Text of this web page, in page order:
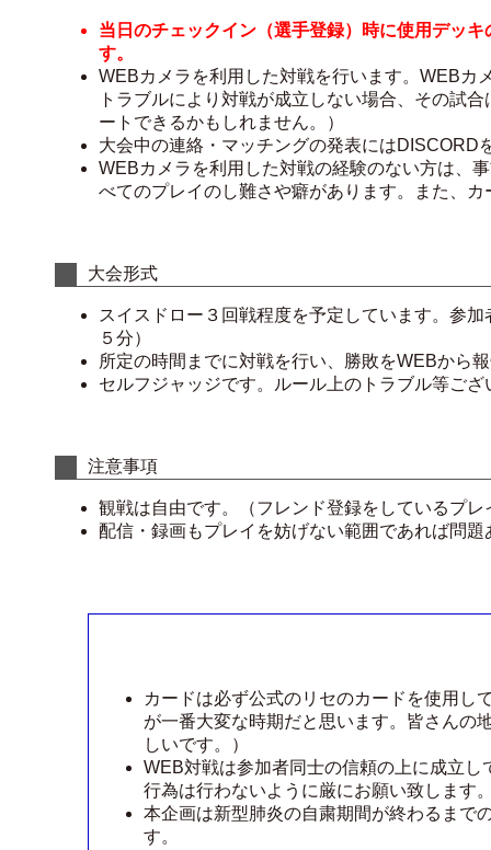
当日のチェックイン（選手登録）時に使用デッ
す。
WEBカメラを利用した対戦を行います。WEBカ
トラブルにより対戦が成立しない場合、その試
ートできるかもしれません。）
大会中の連絡・マッチングの発表にはDISCORD
WEBカメラを利用した対戦の経験のない方は、
べてのプレイのし難さや癖があります。また、
大会形式
スイスドロー３回戦程度を予定しています。参
５分）
所定の時間までに対戦を行い、勝敗をWEBから
セルフジャッジです。ルール上のトラブル等ご
注意事項
観戦は自由です。（フレンド登録をしているプ
配信・録画もプレイを妨げない範囲であれば問
カードは必ず公式のリセのカードを使用し
が一番大変な時期だと思います。皆さんの
しいです。）
WEB対戦は参加者同士の信頼の上に成立
行為は行わないように厳にお願い致します
本企画は新型肺炎の自粛期間が終わるまで
す。